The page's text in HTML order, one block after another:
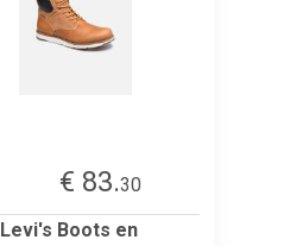
€ 83.30
Levi's Boots en